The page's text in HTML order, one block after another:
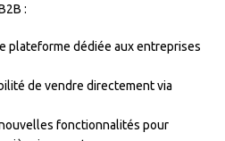
:
plateforme dédiée aux entreprises
de vendre directement via
fonctionnalités pour